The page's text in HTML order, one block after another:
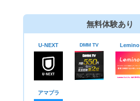
無料体験あり
U-NEXT DMM TV Lemino
アマプラ